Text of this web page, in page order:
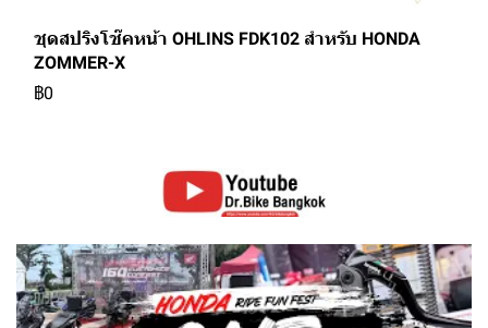
ชุดสปริงโช๊คหน้า OHLINS FDK102 สำหรับ HONDA
ZOMMER-X
฿0